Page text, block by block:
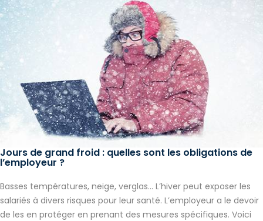
Jours de grand froid : quelles sont les obligations de
l’employeur ?
Basses températures, neige, verglas… L’hiver peut exposer les
salariés à divers risques pour leur santé. L’employeur a le devoir
de les en protéger en prenant des mesures spécifiques. Voici